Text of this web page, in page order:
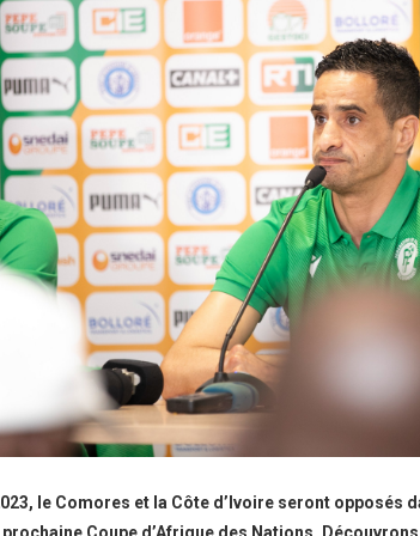
le Comores et la Côte d’Ivoire seront opposés